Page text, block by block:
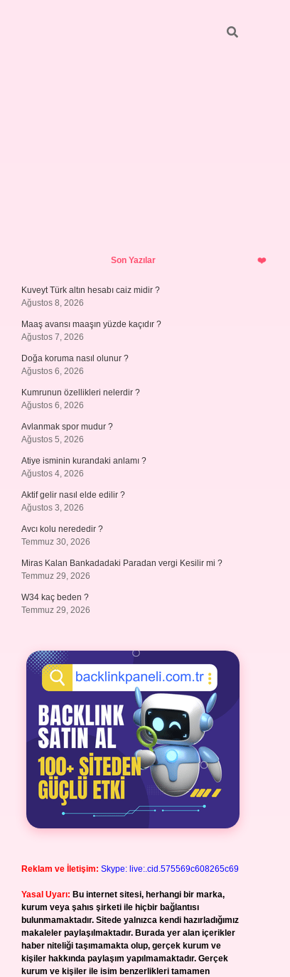
SidebarSon Yazılar
Kuveyt Türk altın hesabı caiz midir ?
Ağustos 8, 2026
Maaş avansı maaşın yüzde kaçıdır ?
Ağustos 7, 2026
Doğa koruma nasıl olunur ?
Ağustos 6, 2026
Kumrunun özellikleri nelerdir ?
Ağustos 6, 2026
Avlanmak spor mudur ?
Ağustos 5, 2026
Atiye isminin kurandaki anlamı ?
Ağustos 4, 2026
Aktif gelir nasıl elde edilir ?
Ağustos 3, 2026
Avcı kolu nerededir ?
Temmuz 30, 2026
Miras Kalan Bankadadaki Paradan vergi Kesilir mi ?
Temmuz 29, 2026
W34 kaç beden ?
Temmuz 29, 2026
Reklam ve İletişim: Skype: live:.cid.575569c608265c69
Yasal Uyarı: Bu internet sitesi, herhangi bir marka,
kurum veya şahıs şirketi ile hiçbir bağlantısı
bulunmamaktadır. Sitede yalnızca kendi hazırladığımız
makaleler paylaşılmaktadır. Burada yer alan içerikler
haber niteliği taşımamakta olup, gerçek kurum ve
kişiler hakkında paylaşım yapılmamaktadır. Gerçek
kurum ve kişiler ile isim benzerlikleri tamamen